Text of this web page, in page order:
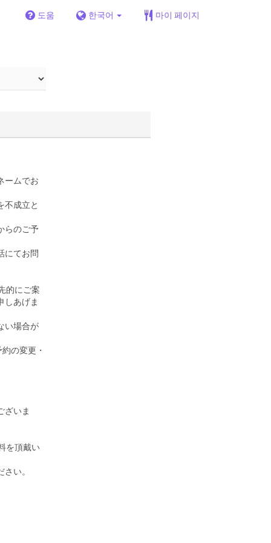
도움 한국어 마이 페이지
ームでお
不成立と
らのご予
にてお問
的にご案
しあげま
い場合が
の変更・
ざいま
を頂戴い
い。